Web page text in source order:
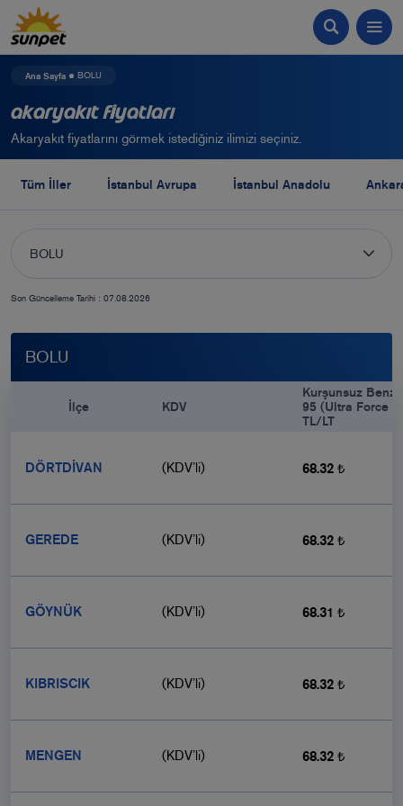
Ana Sayfa BOLU
Akaryakıt Fiyatları
Akaryakıt fiyatlarını görmek istediğiniz ilimizi seçiniz.
Tüm İller İstanbul Avrupa İstanbul Anadolu
BOLU
Son Güncelleme Tarihi : 07.08.2026
BOLU
KDV
Kurşunsuz
95 (Ultra Force
TL/LT
DÖRTDİVAN (KDV’li) 68.32 ₺
GEREDE (KDV’li) 68.32 ₺
GÖYNÜK (KDV’li) 68.31 ₺
KIBRISCIK (KDV’li) 68.32 ₺
MENGEN (KDV’li) 68.32 ₺